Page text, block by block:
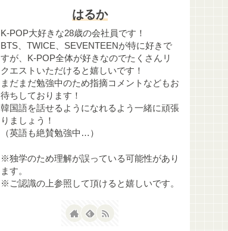
はるか
K-POP大好きな28歳の会社員です！
BTS、TWICE、SEVENTEENが特に好きで
すが、K-POP全体が好きなのでたくさんリ
クエストいただけると嬉しいです！
まだまだ勉強中のため指摘コメントなどもお
待ちしております！
韓国語を話せるようになれるよう一緒に頑張
りましょう！
（英語も絶賛勉強中…）
※独学のため理解が誤っている可能性があり
ます。
※ご認識の上参照して頂けると嬉しいです。